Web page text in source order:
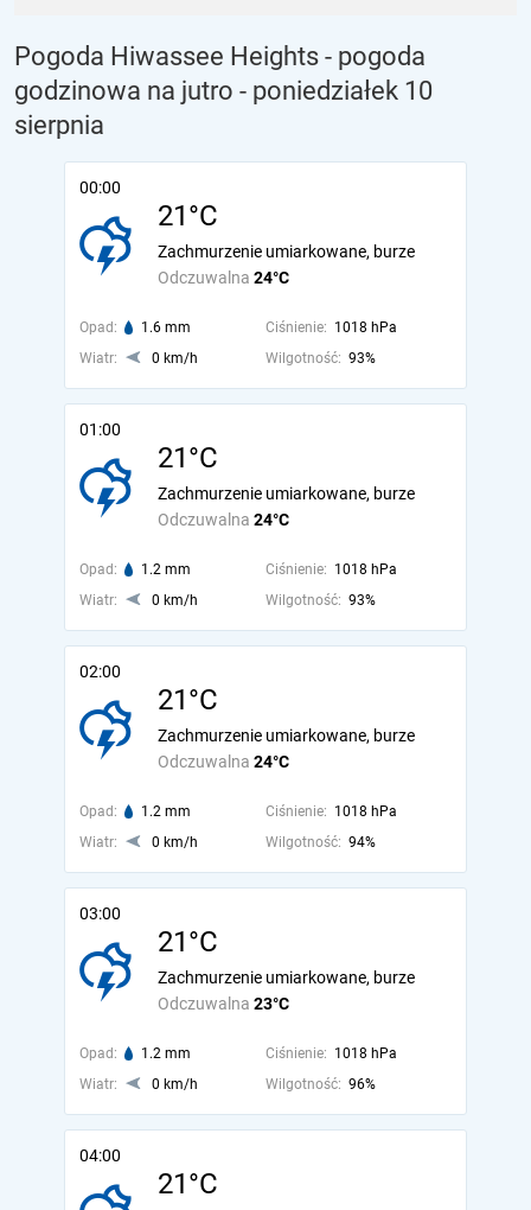
Pogoda Hiwassee Heights - pogoda
godzinowa na jutro - poniedziałek 10
sierpnia
00:00
21°C
Odczuwalna 24°C
Zachmurzenie umiarkowane, burze
Opad: 1.6 mm Ciśnienie: 1018 hPa
Wiatr:
0 km/h Wilgotność: 93%
01:00
21°C
Odczuwalna 24°C
Zachmurzenie umiarkowane, burze
Opad: 1.2 mm Ciśnienie: 1018 hPa
Wiatr:
0 km/h Wilgotność: 93%
02:00
21°C
Odczuwalna 24°C
Zachmurzenie umiarkowane, burze
Opad: 1.2 mm Ciśnienie: 1018 hPa
Wiatr:
0 km/h Wilgotność: 94%
03:00
21°C
Odczuwalna 23°C
Zachmurzenie umiarkowane, burze
Opad: 1.2 mm Ciśnienie: 1018 hPa
Wiatr:
0 km/h Wilgotność: 96%
04:00
21°C